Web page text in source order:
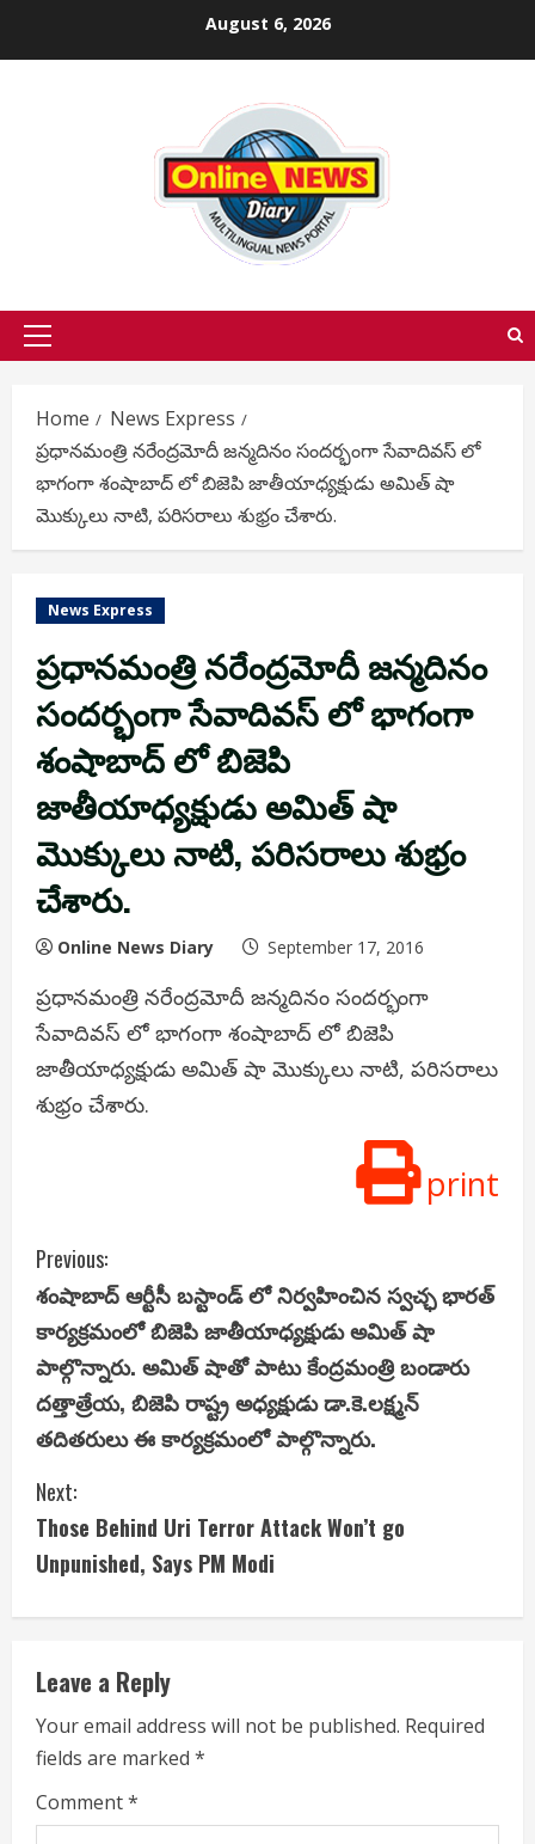
August 6, 2026
Primary
Home
News Express
ప్రధానమంత్రి నరేంద్రమోదీ జన్మదినం సందర్భంగా సేవాదివస్ లో
భాగంగా శంషాబాద్ లో బిజెపి జాతీయాధ్యక్షుడు అమిత్ షా
మొక్కులు నాటి, పరిసరాలు శుభ్రం చేశారు.
News Express
ప్రధానమంత్రి నరేంద్రమోదీ జన్మదినం
సందర్భంగా సేవాదివస్ లో భాగంగా
శంషాబాద్ లో బిజెపి
జాతీయాధ్యక్షుడు అమిత్ షా
మొక్కులు నాటి, పరిసరాలు శుభ్రం
చేశారు.
Online News Diary September 17, 2016
ప్రధానమంత్రి నరేంద్రమోదీ జన్మదినం సందర్భంగా
సేవాదివస్ లో భాగంగా శంషాబాద్ లో బిజెపి
జాతీయాధ్యక్షుడు అమిత్ షా మొక్కులు నాటి, పరిసరాలు
శుభ్రం చేశారు.
print
C
o
n
t
i
n
u
e
R
e
a
d
Previous:
శంషాబాద్ ఆర్టీసీ బస్టాండ్ లో నిర్వహించిన స్వచ్ఛ భారత్
కార్యక్రమంలో బిజెపి జాతీయాధ్యక్షుడు అమిత్ షా
పాల్గొన్నారు. అమిత్ షాతో పాటు కేంద్రమంత్రి బండారు
దత్తాత్రేయ, బిజెపి రాష్ట్ర అధ్యక్షుడు డా.కె.లక్ష్మన్
తదితరులు ఈ కార్యక్రమంలో పాల్గొన్నారు.
Next:
Those Behind Uri Terror Attack Won’t go
Unpunished, Says PM Modi
Leave a Reply
Your email address will not be published. Required
fields are marked *
Comment*